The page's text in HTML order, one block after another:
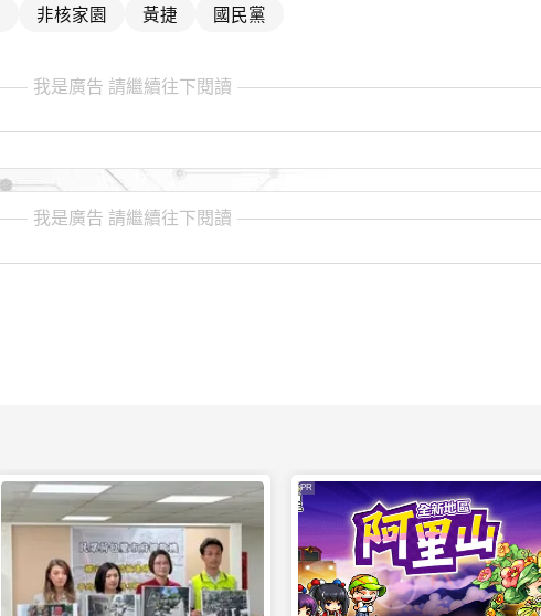
非核家園 黃捷 國民黨
我是廣告 請繼續往下閱讀
我是廣告 請繼續往下閱讀
PR